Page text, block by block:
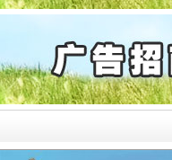
中方对6家美国实体采取反制措..
中国发起首例对外贸易国家安全..
官方通报西安赛格商场坠亡事件
从“无产可执”到“全额执行”